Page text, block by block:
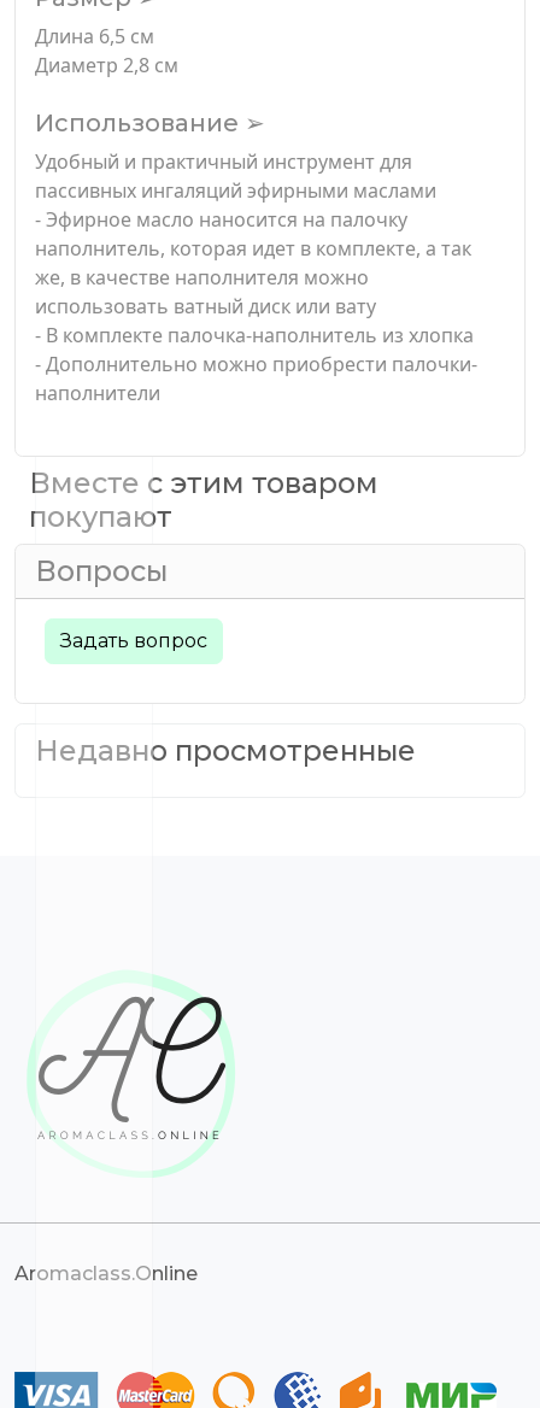
Длина 6,5 см
Диаметр 2,8 см
Использование ➢
Удобный и практичный инструмент для
пассивных ингаляций эфирными маслами
- Эфирное масло наносится на палочку
наполнитель, которая идет в комплекте, а так
же, в качестве наполнителя можно
использовать ватный диск или вату
- В комплекте палочка-наполнитель из хлопка
- Дополнительно можно приобрести палочки-
наполнители
Вместе с этим товаром
покупают
Вопросы
Задать вопрос
Недавно просмотренные
Aromaclass.Online